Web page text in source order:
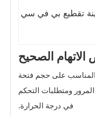
تقطيع بي في سي
الاتهام الصحيح
المناسب على حجم فتحة
ومتطلبات التحكم
في درجة الحرارة.